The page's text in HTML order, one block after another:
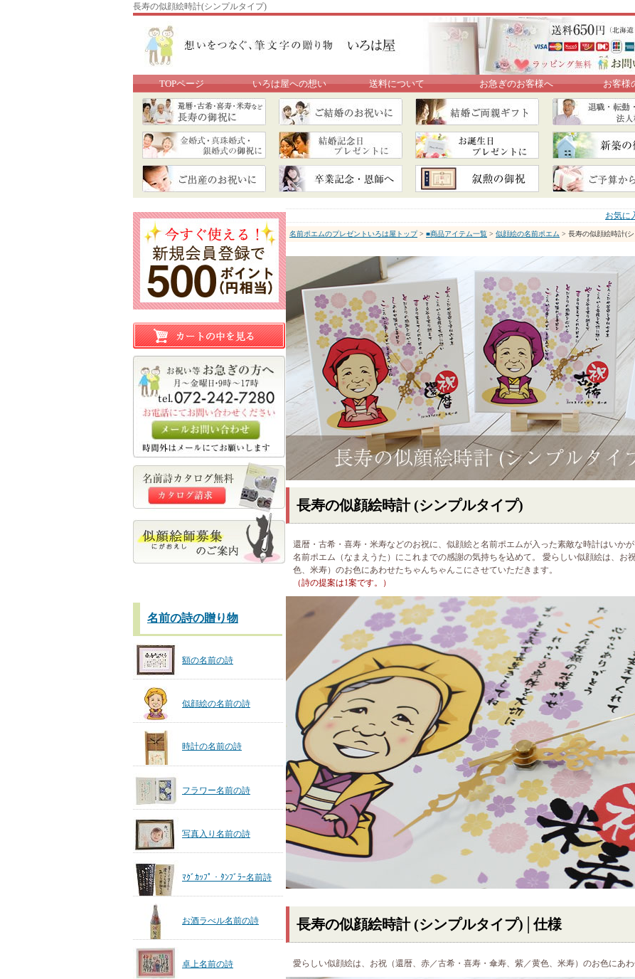
長寿の似顔絵時計(シンプルタイプ)
TOPページ いろは屋への想い 送料について お急ぎのお客様へ お客様
名前の詩の贈り物
額の名前の詩
似顔絵の名前の詩
時計の名前の詩
フラワー名前の詩
写真入り名前の詩
ﾏｸﾞｶｯﾌﾟ・ﾀﾝﾌﾞﾗｰ名前詩
お酒ラべル名前の詩
卓上名前の詩
お気に
名前ポエムのプレゼントいろは屋トップ> ■商品アイテム一覧 > 似顔絵の名前ポエム > 長寿の似顔絵時計(
長寿の似顔絵時計 (シンプルタイプ)
還暦・古希・喜寿・米寿などのお祝に、似顔絵と名前ポエムが入った素敵な時計はいかが
名前ポエム（なまえうた）にこれまでの感謝の気持ちを込めて。 愛らしい似顔絵は、お
色、米寿）のお色にあわせたちゃんちゃんこにさせていただきます。
（詩の提案は1案です。）
長寿の似顔絵時計 (シンプルタイプ)│仕様
愛らしい似顔絵は、お祝（還暦、赤／古希・喜寿・傘寿、紫／黄色、米寿）のお色にあ